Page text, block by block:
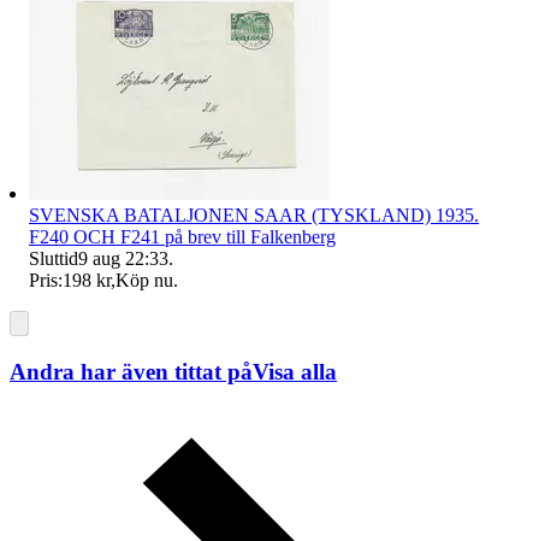
SVENSKA BATALJONEN SAAR (TYSKLAND) 1935.
F240 OCH F241 på brev till Falkenberg
Sluttid9 aug 22:33.
Pris:198 kr,Köp nu.
Andra har även tittat påVisa alla